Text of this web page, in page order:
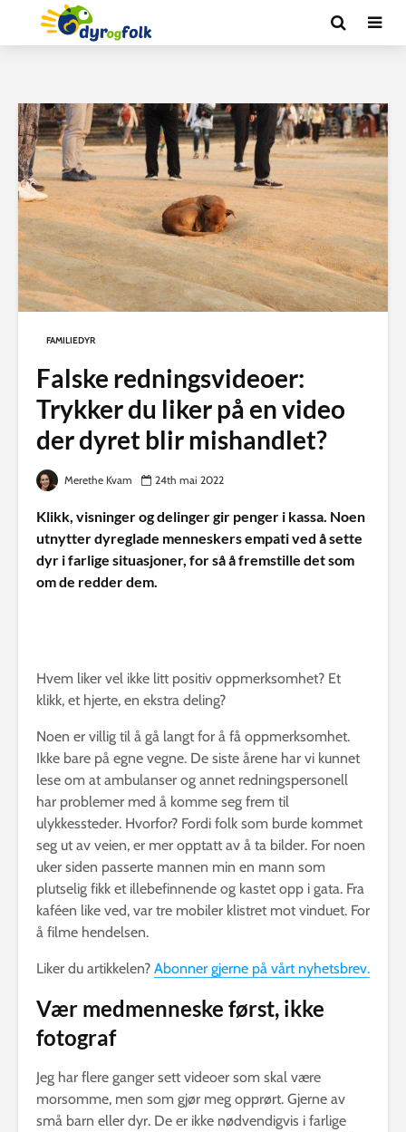
FAMILIEDYR
Falske redningsvideoer:
Trykker du liker på en video
der dyret blir mishandlet?
Merethe Kvam 24th mai 2022
Klikk, visninger og delinger gir penger i kassa. Noen
utnytter dyreglade menneskers empati ved å sette
dyr i farlige situasjoner, for så å fremstille det som
om de redder dem.
Hvem liker vel ikke litt positiv oppmerksomhet? Et
klikk, et hjerte, en ekstra deling?
Noen er villig til å gå langt for å få oppmerksomhet.
Ikke bare på egne vegne. De siste årene har vi kunnet
lese om at ambulanser og annet redningspersonell
har problemer med å komme seg frem til
ulykkessteder. Hvorfor? Fordi folk som burde kommet
seg ut av veien, er mer opptatt av å ta bilder. For noen
uker siden passerte mannen min en mann som
plutselig fikk et illebefinnende og kastet opp i gata. Fra
kaféen like ved, var tre mobiler klistret mot vinduet. For
å filme hendelsen.
Liker du artikkelen? Abonner gjerne på vårt nyhetsbrev.
Vær medmenneske først, ikke
fotograf
Jeg har flere ganger sett videoer som skal være
morsomme, men som gjør meg opprørt. Gjerne av
små barn eller dyr. De er ikke nødvendigvis i farlige